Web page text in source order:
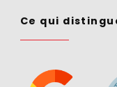
Ce qui